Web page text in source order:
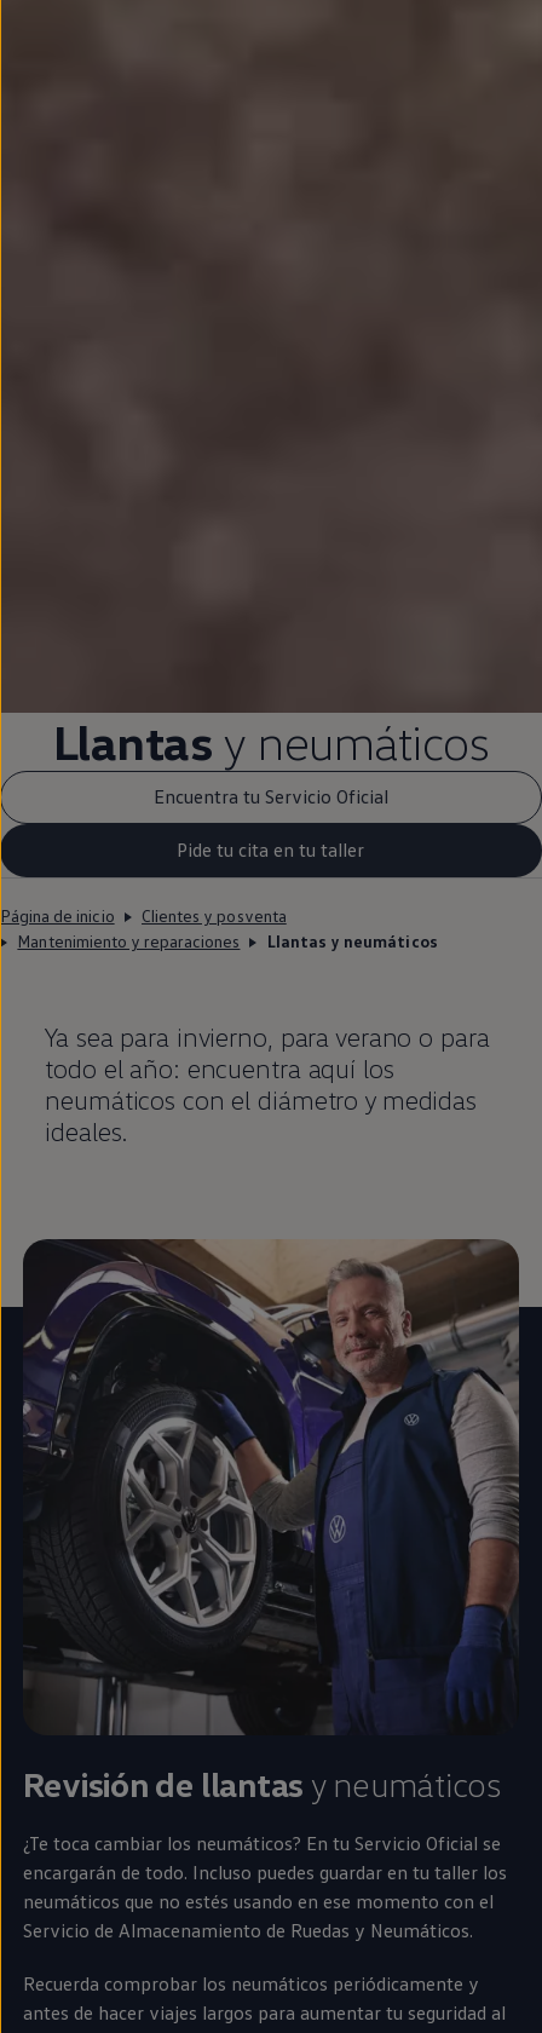
Llantas y neumáticos
Encuentra tu Servicio Oficial
Pide tu cita en tu taller
Página de inicio
Clientes y posventa
Mantenimiento y reparaciones
Llantas y neumáticos
Ya sea para invierno, para verano o para
todo el año: encuentra aquí los
neumáticos con el diámetro y medidas
ideales.
Revisión de llantas y neumáticos
¿Te toca cambiar los neumáticos? En tu Servicio Oficial se
encargarán de todo. Incluso puedes guardar en tu taller los
neumáticos que no estés usando en ese momento con el
Servicio de Almacenamiento de Ruedas y Neumáticos.
Recuerda comprobar los neumáticos periódicamente y
antes de hacer viajes largos para aumentar tu seguridad al